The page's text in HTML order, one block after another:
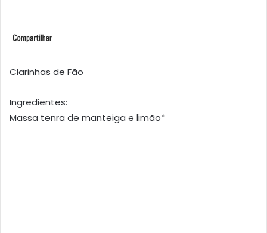
Clarinhas de Fão
Ingredientes:
Massa tenra de manteiga e limão*